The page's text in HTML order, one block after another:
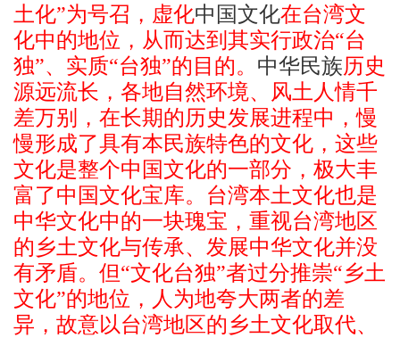
土化”为号召，虚化中国文化在台湾文
化中的地位，从而达到其实行政治“台
独”、实质“台独”的目的。 中华民族历史
源远流长，各地自然环境、风土人情千
差万别，在长期的历史发展进程中，慢
慢形成了具有本民族特色的文化，这些
文化是整个中国文化的一部分，极大丰
富了中国文化宝库。台湾本土文化也是
中华文化中的一块瑰宝，重视台湾地区
的乡土文化与传承、发展中华文化并没
有矛盾。但“文化台独”者过分推崇“乡土
文化”的地位，人为地夸大两者的差
异，故意以台湾地区的乡土文化取代、